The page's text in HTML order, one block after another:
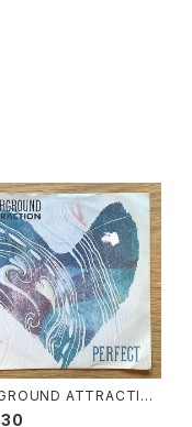
ATTRACTIO
PERFECT / B: MYTH